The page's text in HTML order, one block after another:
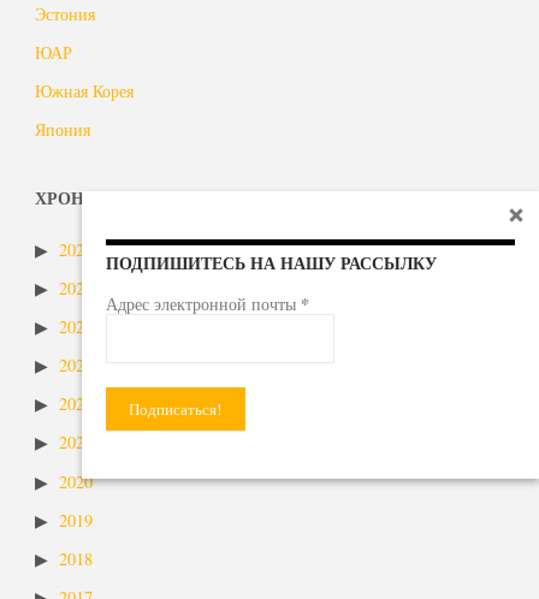
Эстония
ЮАР
Южная Корея
Япония
ХРОНОЛОГИЯ
2026
2025
2024
2023
2022
2021
2020
2019
2018
ПОДПИШИТЕСЬ НА НАШУ РАССЫЛКУ
Адрес электронной почты *